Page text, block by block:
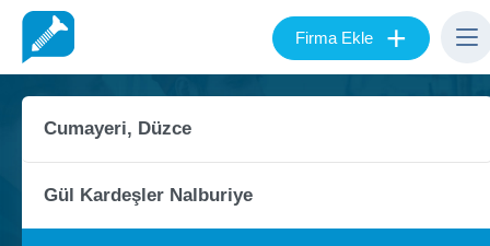
Firma Ekle +